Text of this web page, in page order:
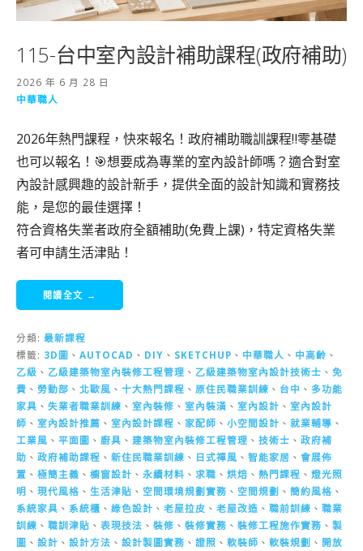
115-台中室內設計補助課程(政府補助)
2026 年 6 月 28 日
中華職人
2026年熱門課程，快來報名！政府補助職訓課程‼️零基礎
也可以報名！🎯想要成為專業的室內設計師嗎？適合對室
內設計感興趣的設計新手，提供全面的設計知識和實務技
能，是您的最佳選擇！
符合資格失業者政府全額補助(免費上課)，特定資格失業
者可申請生活津貼！
閱讀全文 →
分類: 最新課程
標籤: 3D圖 、 AUTOCAD 、 DIY 、 SKETCHUP 、 中華職人 、 中高齡 、
乙級 、 乙級建築物室內裝修工程管理 、 乙級建築物室內設計技術士 、 免
費 、 勞動部 、 北歐風 、 十大熱門課程 、 原住民職業訓練 、 台中 、 多功能
家具 、 失業者職業訓練 、 室內裝修 、 室內裝潢 、 室內設計 、 室內設計
師 、 室內設計推薦 、 室內設計課程 、 家配師 、 小空間設計 、 就業輔導 、
工業風 、 平面圖 、 廚具 、 建築物室內裝修工程管理 、 技術士 、 政府補
助 、 政府補助課程 、 新住民職業訓練 、 日式禪風 、 智能家居 、 會展佈
置 、 極簡主義 、 櫥窗設計 、 永續材料 、 求職 、 烘焙 、 熱門課程 、 燈光照
明 、 現代風格 、 生活津貼 、 空間環境規劃實務 、 空間規劃 、 簡約風格 、
系統家具 、 系統櫃 、 綠色設計 、 老屋拉皮 、 老屋改造 、 職前訓練 、 職業
訓練 、 職訓津貼 、 表現技法 、 裝修 、 裝修實務 、 裝修工程施作實務 、 製
圖 、 設計 、 設計方法 、 設計製圖實務 、 證照 、 軟裝師 、 軟裝規劃 、 開放